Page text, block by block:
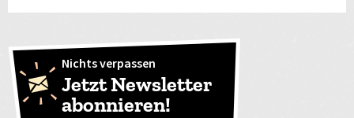
Nichts verpassen
Jetzt Newsletter
abonnieren!